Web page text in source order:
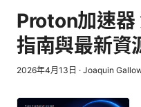
Proton加速器
指南與最新資
2026年4月13日 · Joaquin